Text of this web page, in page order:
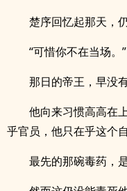
楚序回忆起那天，
“可惜你不在当场。”
那日的帝王，早没
他向来习惯高高在
乎官员，他只在乎这个自
最先的那碗毒药，